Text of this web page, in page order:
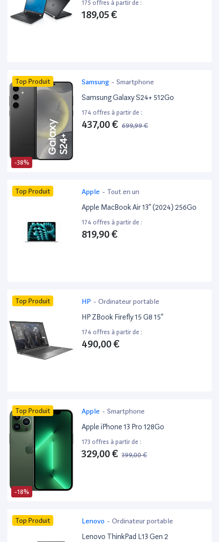
175 offres à partir de :
189,05 €
-38%
Top Produit Samsung - Smartphone
Samsung Galaxy S24+ 512Go
174 offres à partir de :
437,00 € 699,99 €
Top Produit Apple - Tout en un
Apple MacBook Air 13” (2024) 256Go
174 offres à partir de :
819,90 €
Top Produit HP - Ordinateur portable
HP ZBook Firefly 15 G8 15”
174 offres à partir de :
490,00 €
-18%
Top Produit Apple - Smartphone
Apple iPhone 13 Pro 128Go
173 offres à partir de :
329,00 € 399,00 €
Top Produit Lenovo - Ordinateur portable
Lenovo ThinkPad L13 Gen 2